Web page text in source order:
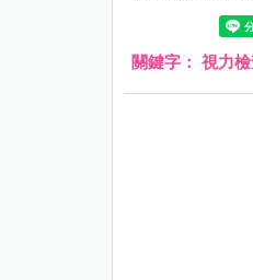
關鍵字： 視力